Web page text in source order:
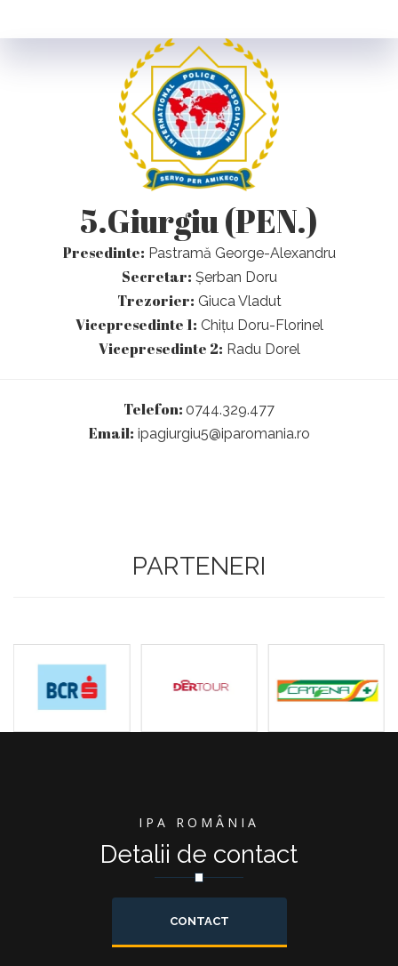
5.Giurgiu (PEN.)
Presedinte: Pastramă George-Alexandru
Secretar: Șerban Doru
Trezorier: Giuca Vladut
Vicepresedinte 1: Chițu Doru-Florinel
Vicepresedinte 2: Radu Dorel
Telefon: 0744.329.477
Email: ipagiurgiu5@iparomania.ro
PARTENERI
IPA ROMÂNIA
Detalii de contact
CONTACT